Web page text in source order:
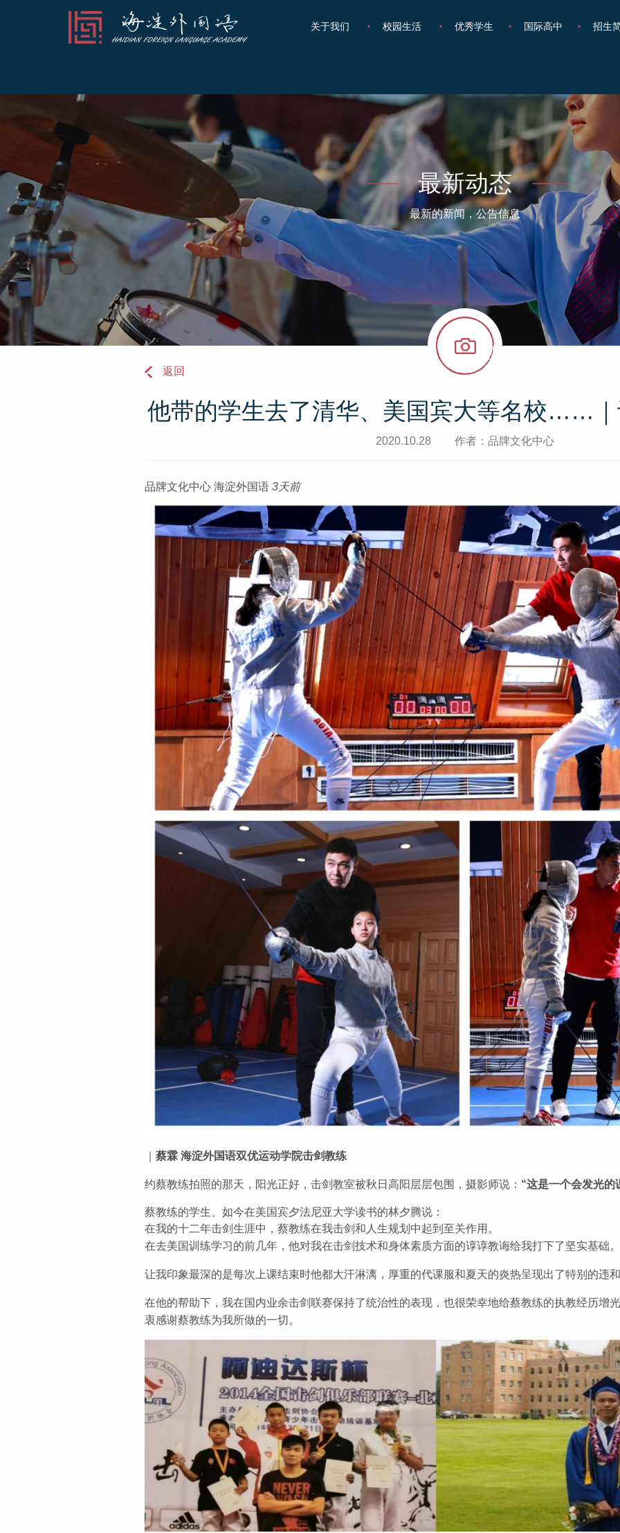
关于我们 校园生活 优秀学生 国际高中 招生
最新动态
最新的新闻，公告信息
返回
他带的学生去了清华、美国宾大等名校……
2020.10.28 作者：品牌文化中心
品牌文化中心 海淀外国语 3天前
｜蔡霖 海淀外国语双优运动学院击剑教练
约蔡教练拍照的那天，阳光正好，击剑教室被秋日高阳层层包围，摄影师说： “这是一个会发光的
蔡教练的学生、如今在美国宾夕法尼亚大学读书的林夕腾说：
在我的十二年击剑生涯中，蔡教练在我击剑和人生规划中起到至关作用。
在去美国训练学习的前几年，他对我在击剑技术和身体素质方面的谆谆教诲给我打下了坚实基础
让我印象最深的是每次上课结束时他都大汗淋漓，厚重的代课服和夏天的炎热呈现出了特别的违
在他的帮助下，我在国内业余击剑联赛保持了统治性的表现，也很荣幸地给蔡教练的执教经历增
衷感谢蔡教练为我所做的一切。